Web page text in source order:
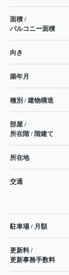
面積 /
バルコニー面積
向き
築年月
種別 / 建物構造
部屋 /
所在階 / 階建て
所在地
交通
駐車場 / 月額
更新料 /
更新事務手数料